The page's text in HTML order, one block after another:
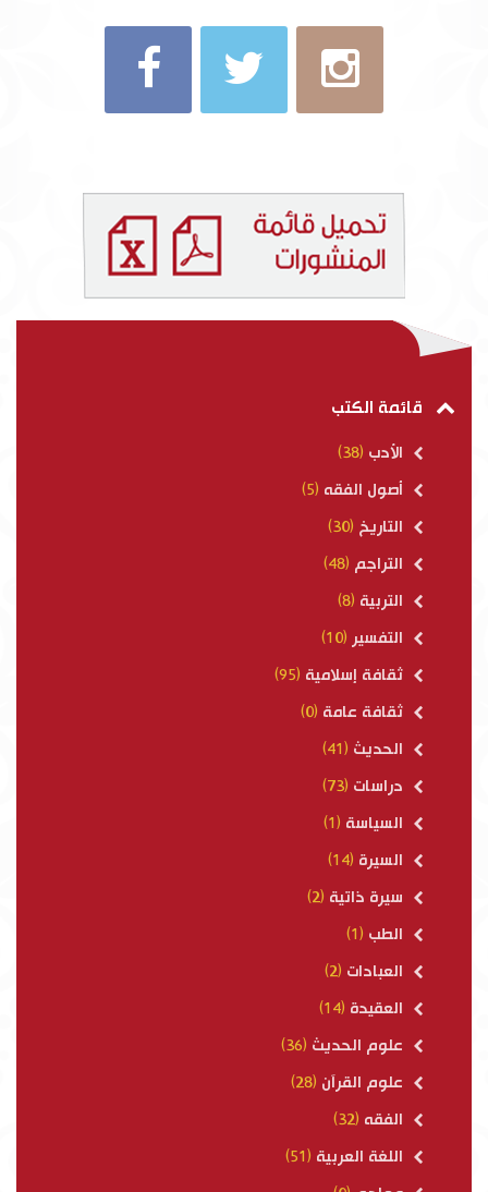
قائمة الكتب
الأدب (38)
أصول الفقه (5)
التاريخ (30)
التراجم (48)
التربية (8)
التفسير (10)
ثقافة إسلامية (95)
ثقافة عامة (0)
الحديث (41)
دراسات (73)
السياسة (1)
السيرة (14)
سيرة ذاتية (2)
الطب (1)
العبادات (2)
العقيدة (14)
علوم الحديث (36)
علوم القرآن (28)
الفقه (32)
اللغة العربية (51)